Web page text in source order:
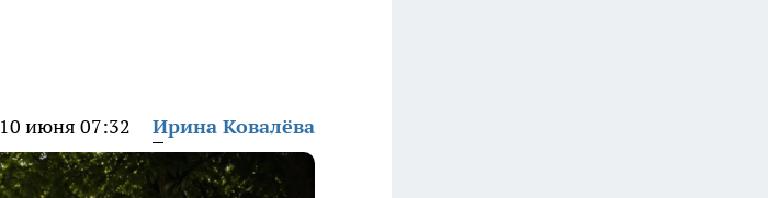
10 июня 07:32 Ирина Ковалёва